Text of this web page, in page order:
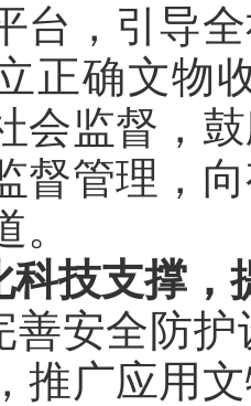
台 ， 引导
正确文物
会监督，
督管理 ，
。
科技支撑 ，
善安全防
推广应用